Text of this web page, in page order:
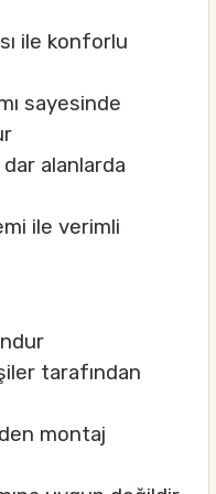
ile konforlu
sayesinde
dar alanlarda
ile verimli
tarafından
montaj